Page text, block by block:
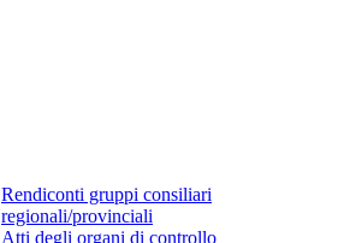
Rendiconti gruppi consiliari
regionali/provinciali
Atti degli organi di controllo